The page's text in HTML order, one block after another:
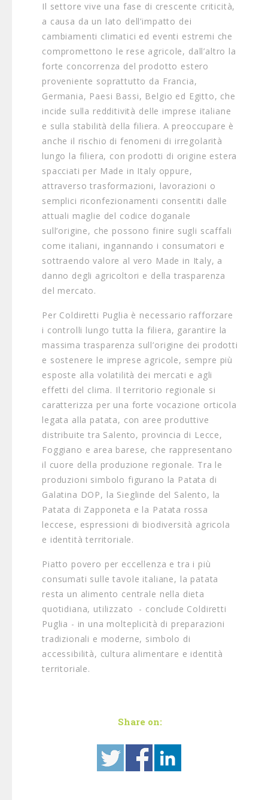
Il settore vive una fase di crescente criticità,
a causa da un lato dell’impatto dei
cambiamenti climatici ed eventi estremi che
compromettono le rese agricole, dall’altro la
forte concorrenza del prodotto estero
proveniente soprattutto da Francia,
Germania, Paesi Bassi, Belgio ed Egitto, che
incide sulla redditività delle imprese italiane
e sulla stabilità della filiera. A preoccupare è
anche il rischio di fenomeni di irregolarità
lungo la filiera, con prodotti di origine estera
spacciati per Made in Italy oppure,
attraverso trasformazioni, lavorazioni o
semplici riconfezionamenti consentiti dalle
attuali maglie del codice doganale
sull’origine, che possono finire sugli scaffali
come italiani, ingannando i consumatori e
sottraendo valore al vero Made in Italy, a
danno degli agricoltori e della trasparenza
del mercato.
Per Coldiretti Puglia è necessario rafforzare
i controlli lungo tutta la filiera, garantire la
massima trasparenza sull’origine dei prodotti
e sostenere le imprese agricole, sempre più
esposte alla volatilità dei mercati e agli
effetti del clima. Il territorio regionale si
caratterizza per una forte vocazione orticola
legata alla patata, con aree produttive
distribuite tra Salento, provincia di Lecce,
Foggiano e area barese, che rappresentano
il cuore della produzione regionale. Tra le
produzioni simbolo figurano la Patata di
Galatina DOP, la Sieglinde del Salento, la
Patata di Zapponeta e la Patata rossa
leccese, espressioni di biodiversità agricola
e identità territoriale.
Piatto povero per eccellenza e tra i più
consumati sulle tavole italiane, la patata
resta un alimento centrale nella dieta
quotidiana, utilizzato - conclude Coldiretti
Puglia - in una molteplicità di preparazioni
tradizionali e moderne, simbolo di
accessibilità, cultura alimentare e identità
territoriale.
Share on: